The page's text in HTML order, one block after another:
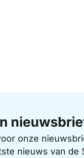
onze
nieuws van de